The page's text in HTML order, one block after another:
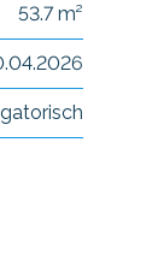
53.7 m²